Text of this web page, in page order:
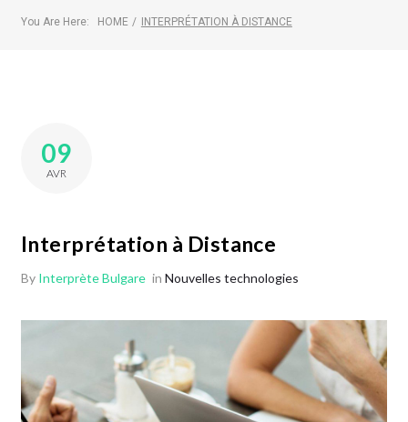
You Are Here: HOME / INTERPRÉTATION À DISTANCE
09
AVR
Interprétation à Distance
By Interprète Bulgare in Nouvelles technologies